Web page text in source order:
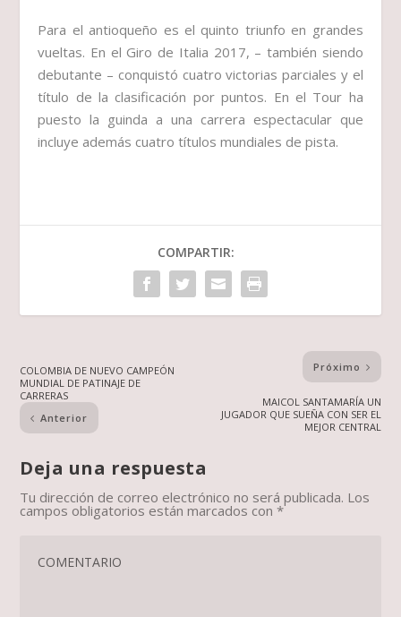
Para el antioqueño es el quinto triunfo en grandes
vueltas. En el Giro de Italia 2017, – también siendo
debutante – conquistó cuatro victorias parciales y el
título de la clasificación por puntos. En el Tour ha
puesto la guinda a una carrera espectacular que
incluye además cuatro títulos mundiales de pista.
COMPARTIR:
COLOMBIA DE NUEVO CAMPEÓN
MUNDIAL DE PATINAJE DE
CARRERAS
Anterior
Próximo
MAICOL SANTAMARÍA UN
JUGADOR QUE SUEÑA CON SER EL
MEJOR CENTRAL
Deja una respuesta
Tu dirección de correo electrónico no será publicada. Los
campos obligatorios están marcados con*